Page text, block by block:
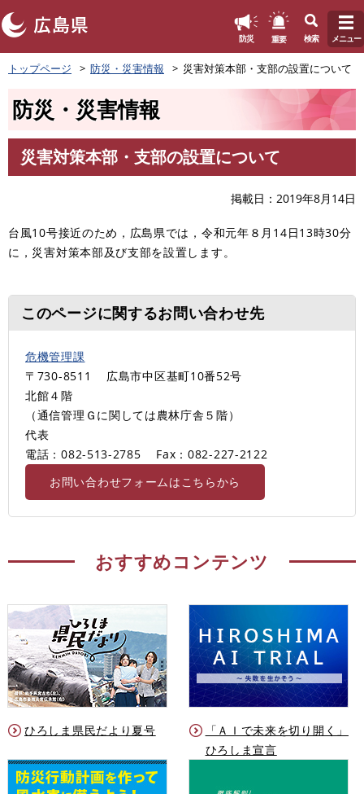
ペ
ー
頭
す
防災 重要 検索 メニュー
トップページ 防災・災害情報 災害対策本部・支部の設置について
防災・災害情報
文
災害対策本部・支部の設置について
掲載日 2019年8月14日
台風10号接近のため，広島県では，令和元年８月14日13時30分
に，災害対策本部及び支部を設置します。
このページに関するお問い合わせ先
危機管理課
〒730-8511
広島市中区基町10番52号
北館４階
（通信管理Ｇに関しては農林庁舎５階）
代表
電話：082-513-2785
Fax：082-227-2122
お問い合わせフォームはこちらから
おすすめコンテンツ
ひろしま県民だより夏号
「ＡＩで未来を切り開く」
ひろしま宣言